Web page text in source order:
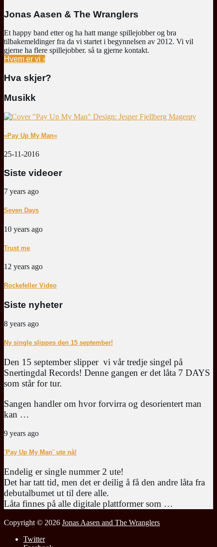
Jonas Aasen & The Wranglers
Et happy band etter og ha hatt mange spillejobber og bra
tilbakemeldinger fra da vi startet i begynnelsen av 2012. Vi vil
gjerne ha flere spillejobber. så ta gjerne kontakt.
Hvem er vi ›
Hva skjer?
Musikk
«Pay Up My Man»
25-11-2016
Siste videoer
7 years ago
Seven Days
10 years ago
Trust me
12 years ago
Rockefeller Video
Siste nyheter
8 years ago
Ny single slippes den 15 september!
Den 15 september slipper vi vår tredje singel på
Snertingdal Records! Denne gangen er det låta 7 DAYS
som står for tur.
Sangen handler om hvor forvirra og desorientert man
kan …
9 years ago
¨Pay Up My Man¨ ute nå!
Endelig er single nummer 2 ute!
Det har tatt tid, men det er deilig å få den andre låta fra
debutalbumet ut til dere alle.
Låta finnes på alle digitale plattformer som …
Copyright © 2026 Jonas Aasen and The Wranglers
Twitter